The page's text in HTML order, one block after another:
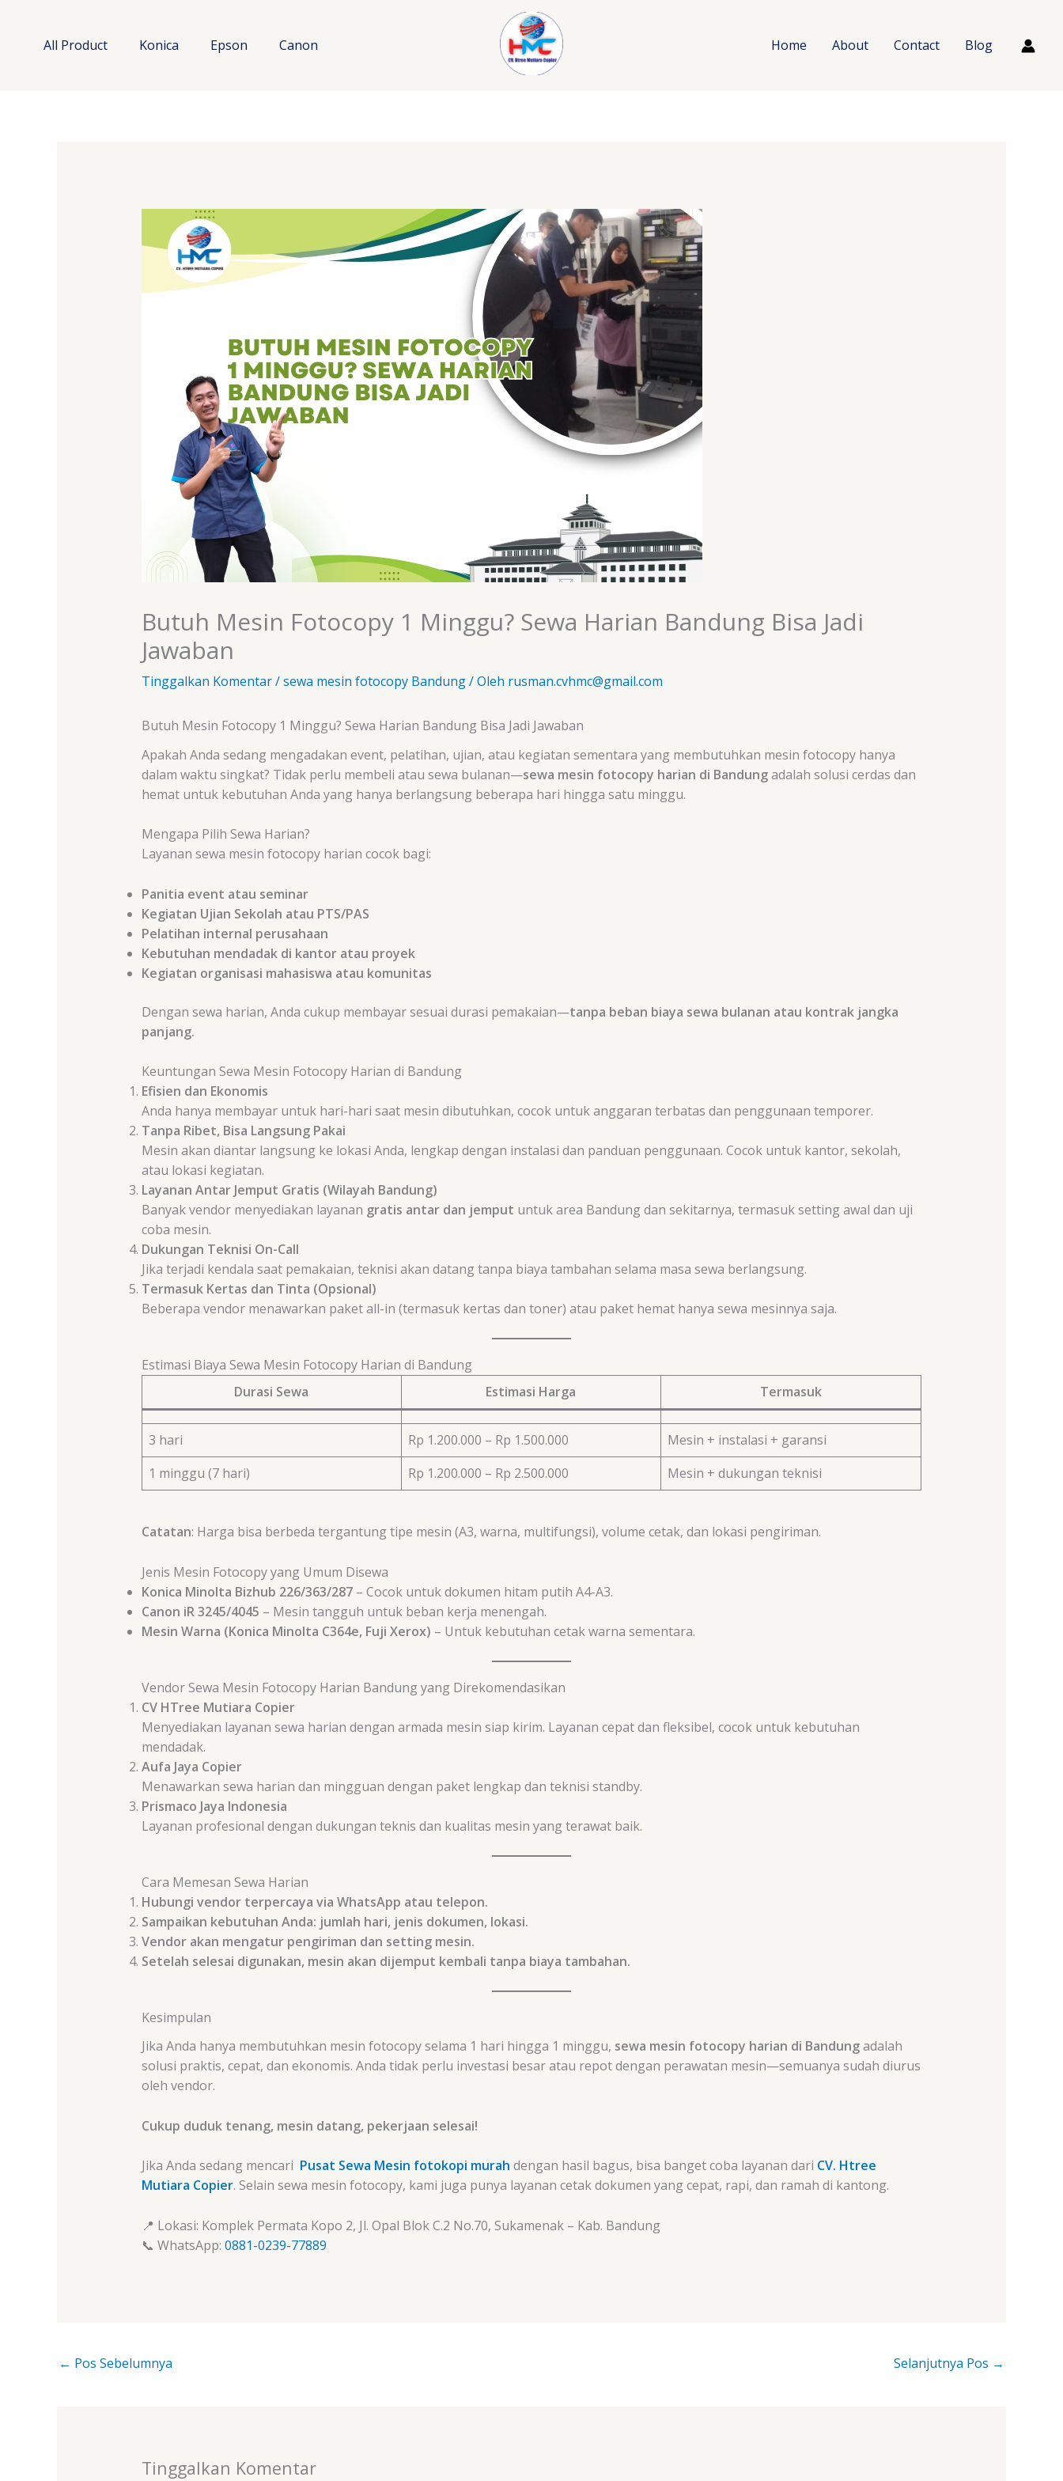
All Product Konica Epson Canon Home About Contact Blog
Butuh Mesin Fotocopy 1 Minggu? Sewa Harian Bandung Bisa Jadi
Jawaban
Tinggalkan Komentar/sewa mesin fotocopy Bandung/ Oleh rusman.cvhmc@gmail.com
Butuh Mesin Fotocopy 1 Minggu? Sewa Harian Bandung Bisa Jadi Jawaban
Apakah Anda sedang mengadakan event, pelatihan, ujian, atau kegiatan sementara yang membutuhkan mesin fotocopy hanya
dalam waktu singkat? Tidak perlu membeli atau sewa bulanan—sewa mesin fotocopy harian di Bandungadalah solusi cerdas dan
hemat untuk kebutuhan Anda yang hanya berlangsung beberapa hari hingga satu minggu.
Mengapa Pilih Sewa Harian?
Layanan sewa mesin fotocopy harian cocok bagi:
Panitia event atau seminar
Kegiatan Ujian Sekolah atau PTS/PAS
Pelatihan internal perusahaan
Kebutuhan mendadak di kantor atau proyek
Kegiatan organisasi mahasiswa atau komunitas
Dengan sewa harian, Anda cukup membayar sesuai durasi pemakaian—tanpa beban biaya sewa bulanan atau kontrak jangka
panjang.
Keuntungan Sewa Mesin Fotocopy Harian di Bandung
Efisien dan Ekonomis
Anda hanya membayar untuk hari-hari saat mesin dibutuhkan, cocok untuk anggaran terbatas dan penggunaan temporer.
Tanpa Ribet, Bisa Langsung Pakai
Mesin akan diantar langsung ke lokasi Anda, lengkap dengan instalasi dan panduan penggunaan. Cocok untuk kantor, sekolah,
atau lokasi kegiatan.
Layanan Antar Jemput Gratis (Wilayah Bandung)
Banyak vendor menyediakan layanan gratis antar dan jemput untuk area Bandung dan sekitarnya, termasuk setting awal dan uji
coba mesin.
Dukungan Teknisi On-Call
Jika terjadi kendala saat pemakaian, teknisi akan datang tanpa biaya tambahan selama masa sewa berlangsung.
Termasuk Kertas dan Tinta (Opsional)
Beberapa vendor menawarkan paket all-in (termasuk kertas dan toner) atau paket hemat hanya sewa mesinnya saja.
Estimasi Biaya Sewa Mesin Fotocopy Harian di Bandung
Durasi Sewa
Estimasi Harga Termasuk
3 hari Rp 1.200.000 – Rp 1.500.000
Mesin + instalasi + garansi
1 minggu (7 hari)
Rp 1.200.000 – Rp 2.500.000 Mesin + dukungan teknisi
Catatan: Harga bisa berbeda tergantung tipe mesin (A3, warna, multifungsi), volume cetak, dan lokasi pengiriman.
Jenis Mesin Fotocopy yang Umum Disewa
Konica Minolta Bizhub 226/363/287– Cocok untuk dokumen hitam putih A4-A3.
Canon iR 3245/4045 – Mesin tangguh untuk beban kerja menengah.
Mesin Warna (Konica Minolta C364e, Fuji Xerox) – Untuk kebutuhan cetak warna sementara.
Vendor Sewa Mesin Fotocopy Harian Bandung yang Direkomendasikan
CV HTree Mutiara Copier
Menyediakan layanan sewa harian dengan armada mesin siap kirim. Layanan cepat dan fleksibel, cocok untuk kebutuhan
mendadak.
Aufa Jaya Copier
Menawarkan sewa harian dan mingguan dengan paket lengkap dan teknisi standby.
Prismaco Jaya Indonesia
Layanan profesional dengan dukungan teknis dan kualitas mesin yang terawat baik.
Cara Memesan Sewa Harian
Hubungi vendor terpercaya via WhatsApp atau telepon.
Sampaikan kebutuhan Anda: jumlah hari, jenis dokumen, lokasi.
Vendor akan mengatur pengiriman dan setting mesin.
Setelah selesai digunakan, mesin akan dijemput kembali tanpa biaya tambahan.
Kesimpulan
Jika Anda hanya membutuhkan mesin fotocopy selama 1 hari hingga 1 minggu, sewa mesin fotocopy harian di Bandungadalah
solusi praktis, cepat, dan ekonomis. Anda tidak perlu investasi besar atau repot dengan perawatan mesin—semuanya sudah diurus
oleh vendor.
Cukup duduk tenang, mesin datang, pekerjaan selesai!
Jika Anda sedang mencari Pusat Sewa Mesin fotokopi murah dengan hasil bagus, bisa banget coba layanan dari CV. Htree
Mutiara Copier. Selain sewa mesin fotocopy, kami juga punya layanan cetak dokumen yang cepat, rapi, dan ramah di kantong.
📍 Lokasi: Komplek Permata Kopo 2, Jl. Opal Blok C.2 No.70, Sukamenak – Kab. Bandung
📞 WhatsApp: 0881-0239-77889
← Pos Sebelumnya Selanjutnya Pos →
Tinggalkan Komentar